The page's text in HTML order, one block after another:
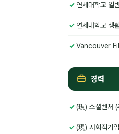
연세대학교 일
연세대학교 생
Vancouver
경력
(現) 소셜벤처 (
(現) 사회적기